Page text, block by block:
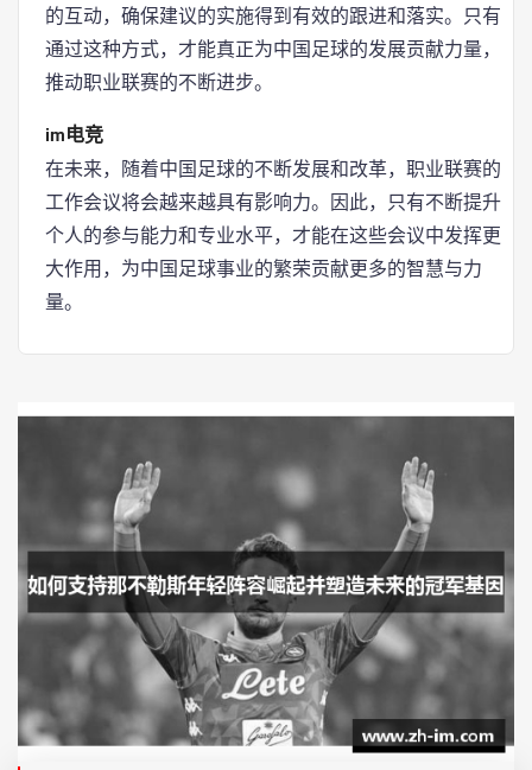
的互动，确保建议的实施得到有效的跟进和落实。只有
通过这种方式，才能真正为中国足球的发展贡献力量，
推动职业联赛的不断进步。
im电竞
在未来，随着中国足球的不断发展和改革，职业联赛的
工作会议将会越来越具有影响力。因此，只有不断提升
个人的参与能力和专业水平，才能在这些会议中发挥更
大作用，为中国足球事业的繁荣贡献更多的智慧与力
量。